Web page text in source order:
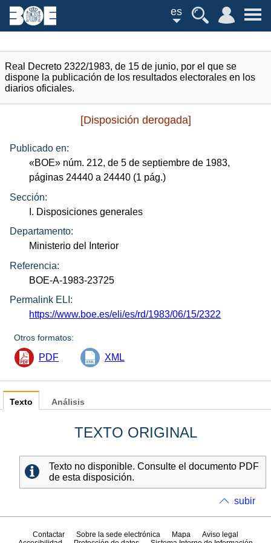
es
Real Decreto 2322/1983, de 15 de junio, por el que se
dispone la publicación de los resultados electorales en los
diarios oficiales.
[Disposición derogada]
Publicado en:
«BOE» núm. 212, de 5 de septiembre de 1983,
páginas 24440 a 24440 (1 pág.)
Sección:
I. Disposiciones generales
Departamento:
Ministerio del Interior
Referencia:
BOE-A-1983-23725
Permalink ELI:
https://www.boe.es/eli/es/rd/1983/06/15/2322
Otros formatos:
PDF XML
Texto
TEXTO ORIGINAL
Texto no disponible. Consulte el documento PDF
de esta disposición.
Análisis
subir
Contactar Sobre la sede electrónica Mapa
Aviso legal